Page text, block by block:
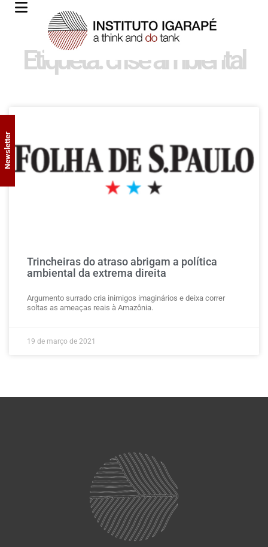
Etiqueta: crise ambiental
Trincheiras do atraso abrigam a política
ambiental da extrema direita
Argumento surrado cria inimigos imaginários e deixa correr
soltas as ameaças reais à Amazônia.
19 de março de 2021
Newsletter